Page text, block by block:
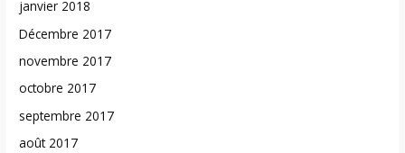
janvier 2018
Décembre 2017
novembre 2017
octobre 2017
septembre 2017
août 2017